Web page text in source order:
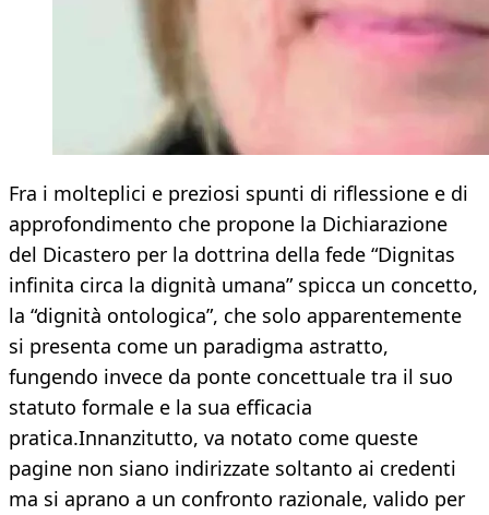
Fra i molteplici e preziosi spunti di riflessione e di
approfondimento che propone la Dichiarazione
del Dicastero per la dottrina della fede “Dignitas
infinita circa la dignità umana” spicca un concetto,
la “dignità ontologica”, che solo apparentemente
si presenta come un paradigma astratto,
fungendo invece da ponte concettuale tra il suo
statuto formale e la sua efficacia
pratica.Innanzitutto, va notato come queste
pagine non siano indirizzate soltanto ai credenti
ma si aprano a un confronto razionale, valido per